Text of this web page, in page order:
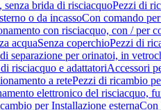
brida di risciacquoPezzi di
o da incassoCon comando
con risciacquo, con / per
acquaSenza coperchioPezzi di
separazione per orinatoi, in
risciacquo e adattatoriAccessori
a retePezzi di ricambio
elettronico del risciacquo,
per Installazione esternaCon